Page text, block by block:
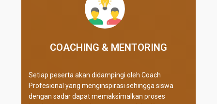
COACHING & MENTORING
Setiap peserta akan didampingi oleh Coach
Profesional yang menginspirasi sehingga siswa
dengan sadar dapat memaksimalkan proses